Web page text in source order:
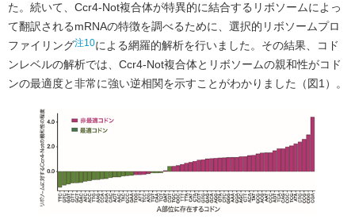
た。続いて、Ccr4-Not複合体が特異的に結合するリボソームによっ
て翻訳されるmRNAの特徴を調べるために、選択的リボソームプロ
ファイリング注10による網羅的解析を行いました。その結果、コド
ンレベルの解析では、Ccr4-Not複合体とリボソームの親和性がコド
ンの最適度と非常に強い逆相関を示すことがわかりました（図1）。